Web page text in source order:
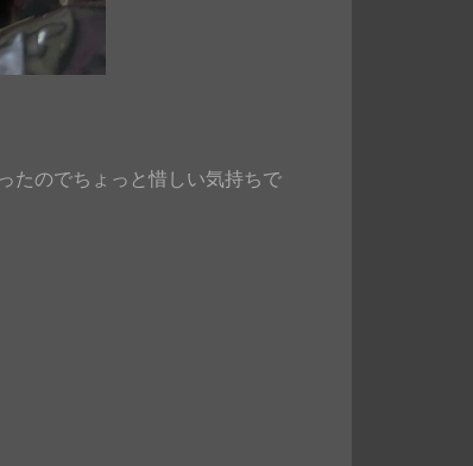
たのでちょっと惜しい気持ちで